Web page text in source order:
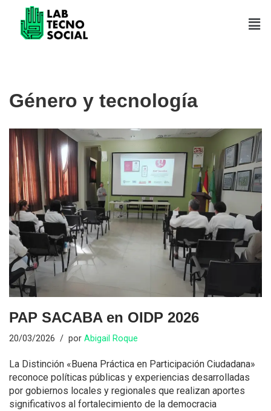
Saltar
Género y tecnología
PAP SACABA en OIDP 2026
20/03/2026 por Abigail Roque
La Distinción «Buena Práctica en Participación Ciudadana»
reconoce políticas públicas y experiencias desarrolladas
por gobiernos locales y regionales que realizan aportes
significativos al fortalecimiento de la democracia